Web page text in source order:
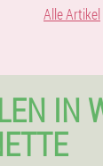
Alle Artikel
IN